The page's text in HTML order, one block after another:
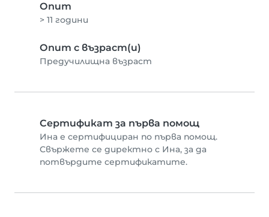
Опит
> 11 години
Опит с възраст(и)
Предучилищна възраст
Сертификат за първа помощ
Ина е сертифициран по първа помощ.
Свържете се директно с Ина, за да
потвърдите сертификатите.